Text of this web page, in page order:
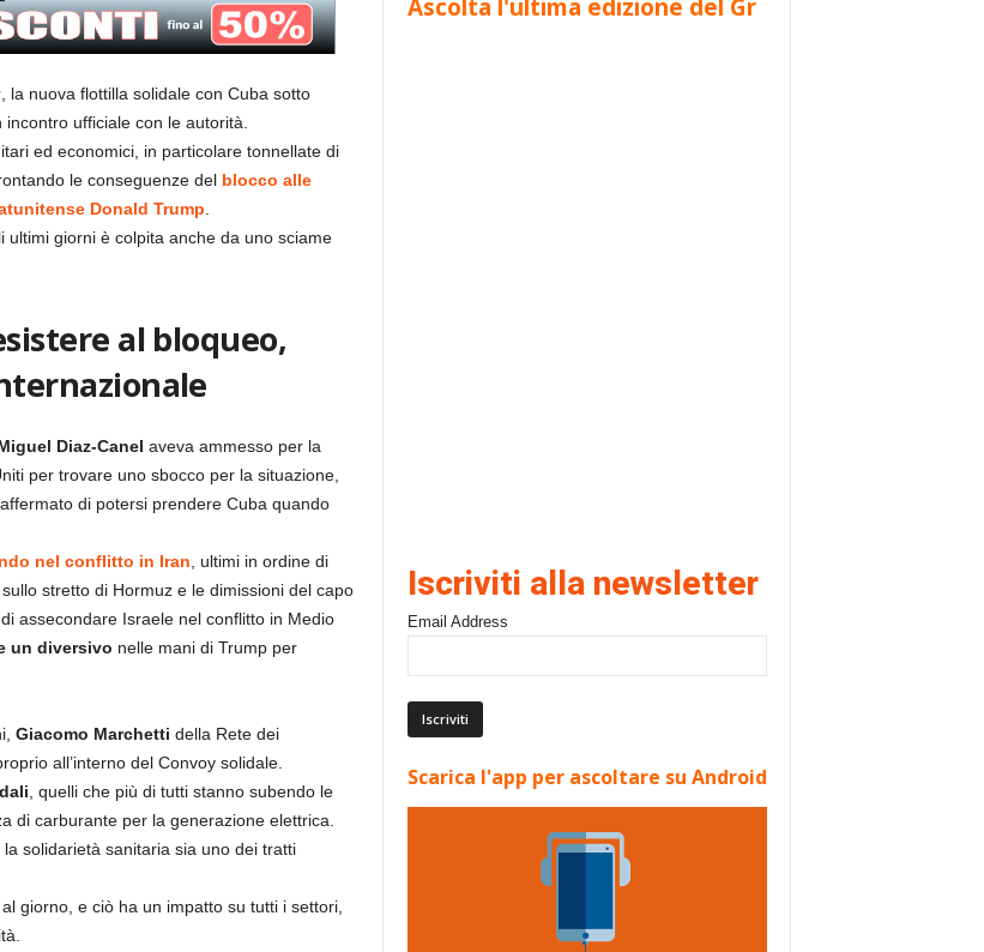
, la nuova flottilla solidale con Cuba sotto
ufficiale con le autorità.
ed economici, in particolare tonnellate di
le conseguenze del blocco alle
Donald Trump
ultimi giorni è colpita anche da uno sciame
al bloqueo,
Diaz-Canel aveva ammesso per la
per trovare uno sbocco per la situazione,
di potersi prendere Cuba quando
nel conflitto in Iran , ultimi in ordine di
stretto di Hormuz e le dimissioni del capo
assecondare Israele nel conflitto in Medio
un diversivo nelle mani di Trump per
Giacomo Marchetti della Rete dei
all’interno del Convoy solidale.
, quelli che più di tutti stanno subendo le
di carburante per la generazione elettrica.
solidarietà sanitaria sia uno dei tratti
giorno, e ciò ha un impatto su tutti i settori,
Ascolta l'ultima edizione del Gr
Iscriviti alla newsletter
Email Address
Scarica l'app per ascoltare su Android